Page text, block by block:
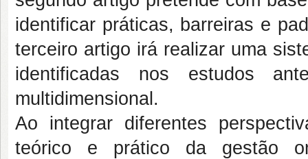
identificar práticas, barreiras e
terceiro artigo irá realizar uma
identificadas nos estudos
multidimensional.
Ao integrar diferentes
teórico e prático da gestão